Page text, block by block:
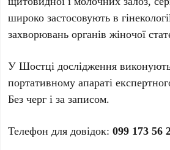
широко застосовують в
захворювань органів жіночої
У Шостці дослідження
портативному апараті
Без черг і за записом.
Телефон для довідок:099 173 56